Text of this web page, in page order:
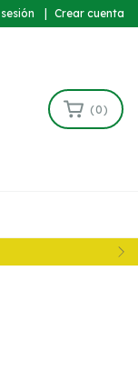
Crear cuenta
(0)